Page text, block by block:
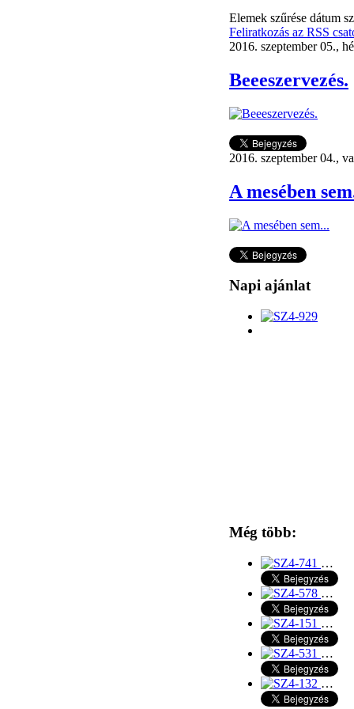
Elemek szűrése dátum
Feliratkozás az RSS
2016. szeptember 05.,
Beeeszervezés.
2016. szeptember 04.,
A mesében
Napi ajánlat
Még több:
…
…
…
…
…